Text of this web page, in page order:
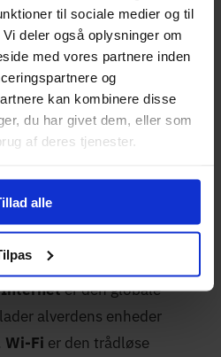
til sociale medier og til
deler også oplysninger om
med vores partnere inden
og
kan kombinere disse
du har givet dem, eller som
af deres tjenester.
alle
Area Network) er et
to eller flere
afstand ved hjælp af Wi-
specifikke anvendelse
lokalt netværk i dit hjem,
som forbinder alle dine
Interneter den globale
alverdens enheder
Wi-Fi er den trådløse